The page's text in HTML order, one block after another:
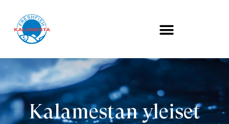
Kalamestan yleiset